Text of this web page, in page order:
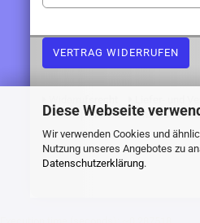
Diese Webseite
Wir verwenden Cookies und
Nutzung unseres Angebotes zu
Datenschutzerklärung.
VERTRAG WIDERRUFEN
Webshop erstellen
mit